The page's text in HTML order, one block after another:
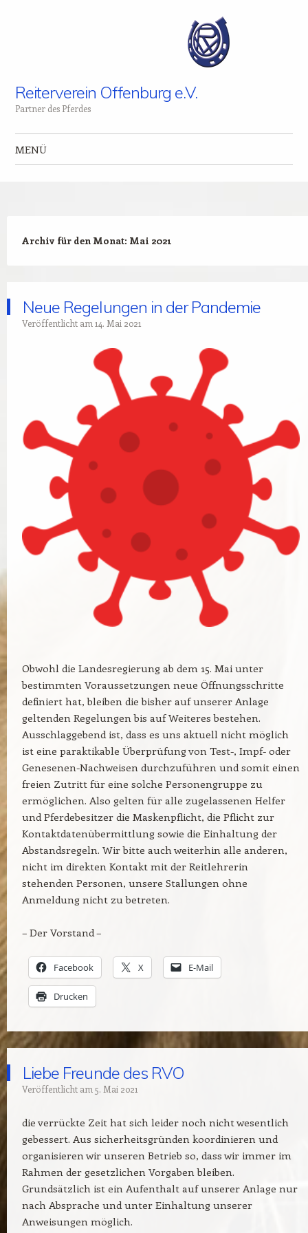
Reiterverein Offenburg e.V.
Partner des Pferdes
MENÜ
Archiv für den Monat: Mai 2021
Neue Regelungen in der Pandemie
Veröffentlicht am 14. Mai 2021
Obwohl die Landesregierung ab dem 15. Mai unter
bestimmten Voraussetzungen neue Öffnungsschritte
definiert hat, bleiben die bisher auf unserer Anlage
geltenden Regelungen bis auf Weiteres bestehen.
Ausschlaggebend ist, dass es uns aktuell nicht möglich
ist eine paraktikable Überprüfung von Test-, Impf- oder
Genesenen-Nachweisen durchzuführen und somit einen
freien Zutritt für eine solche Personengruppe zu
ermöglichen. Also gelten für alle zugelassenen Helfer
und Pferdebesitzer die Maskenpflicht, die Pflicht zur
Kontaktdatenübermittlung sowie die Einhaltung der
Abstandsregeln. Wir bitte auch weiterhin alle anderen,
nicht im direkten Kontakt mit der Reitlehrerin
stehenden Personen, unsere Stallungen ohne
Anmeldung nicht zu betreten.
– Der Vorstand –
Facebook X E-Mail
Drucken
Liebe Freunde des RVO
Veröffentlicht am 5. Mai 2021
die verrückte Zeit hat sich leider noch nicht wesentlich
gebessert. Aus sicherheitsgründen koordinieren und
organisieren wir unseren Betrieb so, dass wir immer im
Rahmen der gesetzlichen Vorgaben bleiben.
Grundsätzlich ist ein Aufenthalt auf unserer Anlage nur
nach Absprache und unter Einhaltung unserer
Anweisungen möglich.